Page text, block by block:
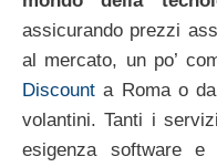
assicurando prezzi
al mercato, un po’
Discount a Roma o da
volantini. Tanti i
esigenza software